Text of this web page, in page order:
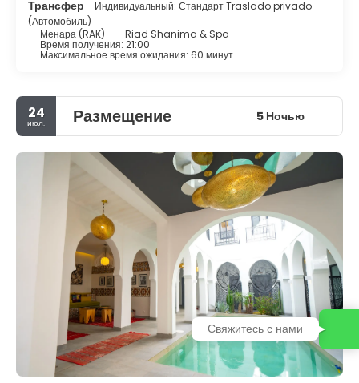
Трансфер - Индивидуальный: Стандарт Traslado privado
(Автомобиль)
Менара (RAK)
Riad Shanima & Spa
Время получения: 21:00
Максимальное время ожидания: 60 минут
24
июл. Размещение 5 Ночью
Свяжитесь с нами